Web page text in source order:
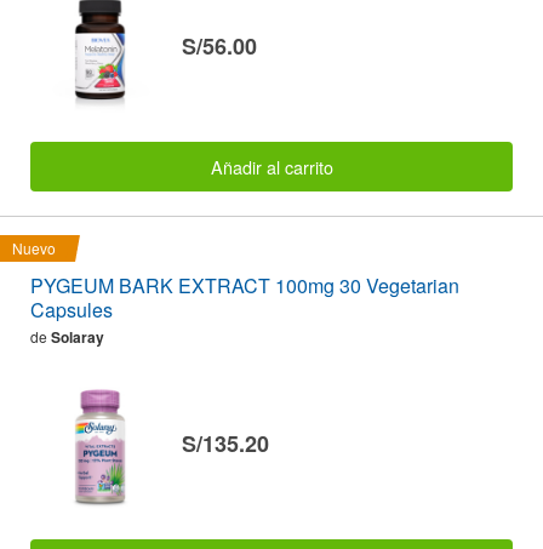
S/56.00
Añadir al carrito
Nuevo
PYGEUM BARK EXTRACT 100mg 30 Vegetarian
Capsules
de Solaray
S/135.20